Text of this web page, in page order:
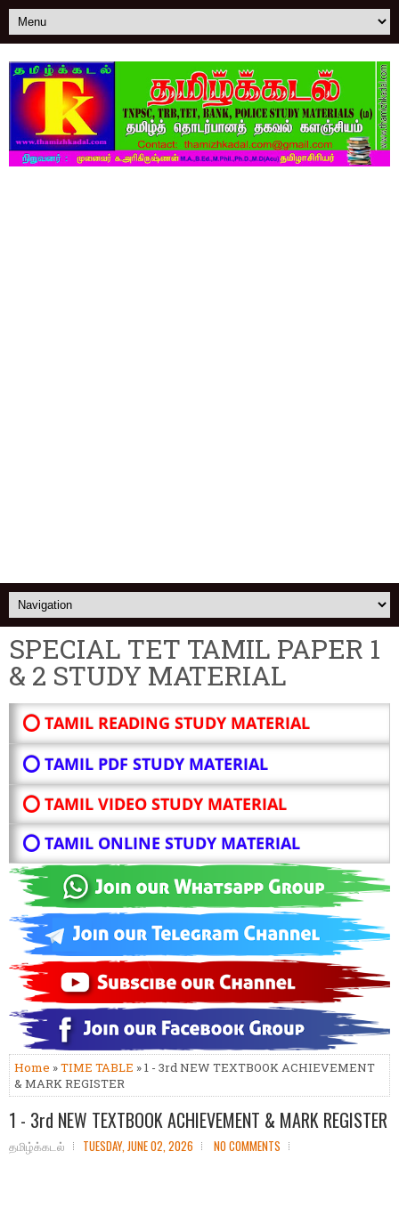
SPECIAL TET TAMIL PAPER 1
& 2 STUDY MATERIAL
⭕ TAMIL READING STUDY MATERIAL
⭕ TAMIL PDF STUDY MATERIAL
⭕ TAMIL VIDEO STUDY MATERIAL
⭕ TAMIL ONLINE STUDY MATERIAL
Home »TIME TABLE » 1 - 3rd NEW TEXTBOOK ACHIEVEMENT
& MARK REGISTER
1 - 3rd NEW TEXTBOOK ACHIEVEMENT & MARK REGISTER
தமிழ்க்கடல் TUESDAY, JUNE 02, 2026 NO COMMENTS